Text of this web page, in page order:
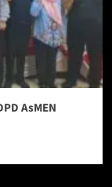
AsMEN